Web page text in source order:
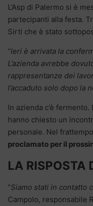
L’Asp di Palermo si è
partecipanti alla festa.
Sirti che è stato
“Ieri è arrivata la
L’azienda avrebbe
rappresentanze dei
l’accaduto solo dopo la
In azienda c’è
hanno chiesto un
personale. Nel
proclamato per il
LA RISPOSTA
“Siamo stati in contatto
Campolo, responsabile